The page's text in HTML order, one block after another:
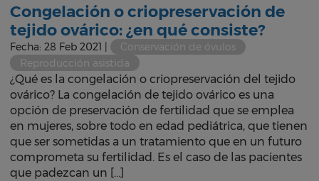
Congelación o criopreservación de
tejido ovárico: ¿en qué consiste?
Fecha: 28 Feb 2021 |
Conservación de óvulos
Reproducción asistida
¿Qué es la congelación o criopreservación del tejido
ovárico? La congelación de tejido ovárico es una
opción de preservación de fertilidad que se emplea
en mujeres, sobre todo en edad pediátrica, que tienen
que ser sometidas a un tratamiento que en un futuro
comprometa su fertilidad. Es el caso de las pacientes
que padezcan un […]